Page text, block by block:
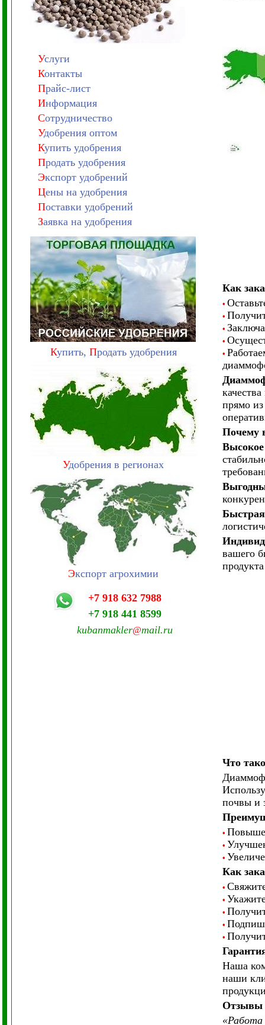
Услуги
Контакты
Прайс-лист
Информация
Сотрудничество
Удобрения оптом
Купить удобрения
Продать удобрения
Экспорт удобрений
Цены на удобрения
Поставки удобрений
Заявка на удобрения
Купить, Продать удобрения
Удобрения в регионах
Экспорт агрохимии
+7 918 632 7988
+7 918 441 8599
kubanmakler@mail.ru
Как
•
•
•
•
•
прямо
Почему
Высокое
вашего
Что
почвы и
•
•
•
Как
•
•
•
•
•
Наша
наши
Отзывы
«Работа